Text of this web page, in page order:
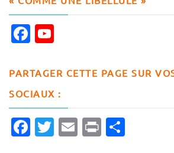
Facebook
PARTAGER CETTE PAGE SUR
SOCIAUX :
Facebook
Twitter
EmailPrint